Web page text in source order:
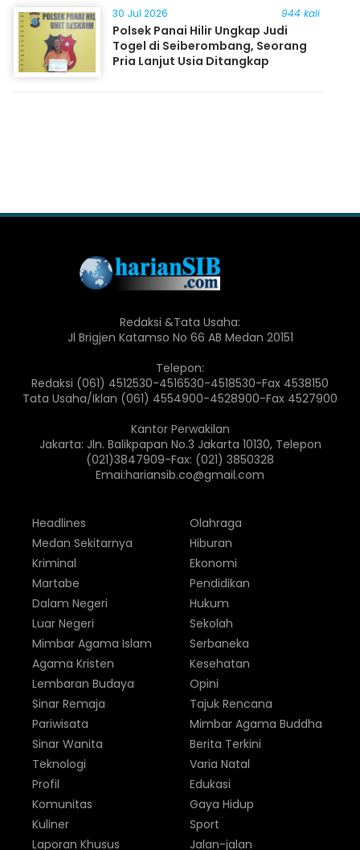
30 Jul 2026 944 kali
Polsek Panai Hilir Ungkap Judi
Togel di Seiberombang, Seorang
Pria Lanjut Usia Ditangkap
Redaksi &Tata Usaha:
Jl Brigjen Katamso No 66 AB Medan 20151
Telepon:
Redaksi (061) 4512530-4516530-4518530-Fax 4538150
Tata Usaha/Iklan (061) 4554900-4528900-Fax 4527900
Kantor Perwakilan
Jakarta: Jln. Balikpapan No.3 Jakarta 10130, Telepon
(021)3847909-Fax: (021) 3850328
Emai:hariansib.co@gmail.com
Headlines
Medan Sekitarnya
Kriminal
Martabe
Dalam Negeri
Luar Negeri
Olahraga
Hiburan
Ekonomi
Pendidikan
Hukum
Sekolah
Mimbar Agama Islam
Agama Kristen
Lembaran Budaya
Sinar Remaja
Pariwisata
Sinar Wanita
Serbaneka
Kesehatan
Opini
Tajuk Rencana
Mimbar Agama Buddha
Berita Terkini
Teknologi
Profil
Komunitas
Kuliner
Laporan Khusus
Varia Natal
Edukasi
Gaya Hidup
Sport
Jalan-jalan